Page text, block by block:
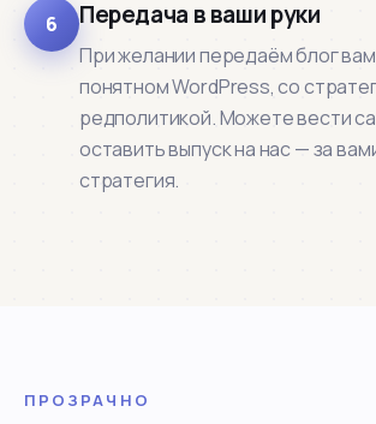
6 Передача в ваши руки
При желании передаём блог
понятном WordPress, со
редполитикой. Можете вести
оставить выпуск на нас — за
стратегия.
ПРОЗРАЧНО